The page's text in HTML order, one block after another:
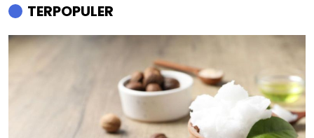
TERPOPULER